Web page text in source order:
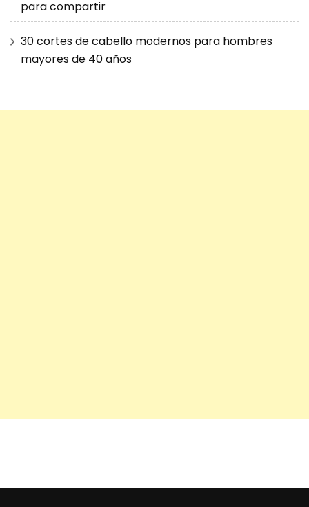
para compartir
30 cortes de cabello modernos para hombres
mayores de 40 años